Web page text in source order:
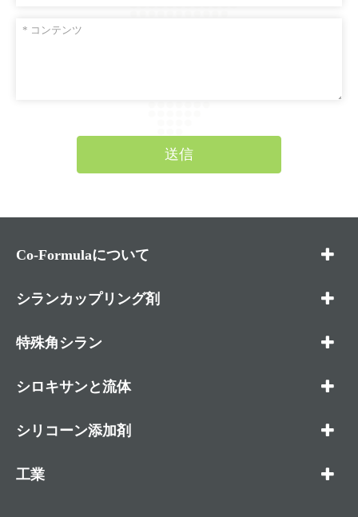
送信
Co-Formulaについて
シランカップリング剤
特殊角シラン
シロキサンと流体
シリコーン添加剤
工業